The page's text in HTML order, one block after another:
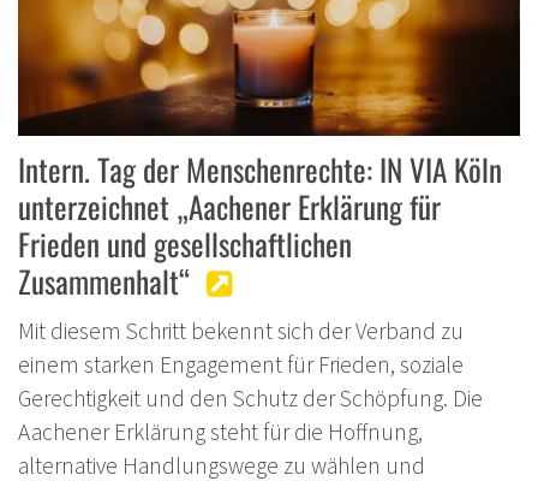
Intern. Tag der Menschenrechte: IN VIA Köln
unterzeichnet „Aachener Erklärung für
Frieden und gesellschaftlichen
Zusammenhalt“
Mit diesem Schritt bekennt sich der Verband zu
einem starken Engagement für Frieden, soziale
Gerechtigkeit und den Schutz der Schöpfung. Die
Aachener Erklärung steht für die Hoffnung,
alternative Handlungswege zu wählen und